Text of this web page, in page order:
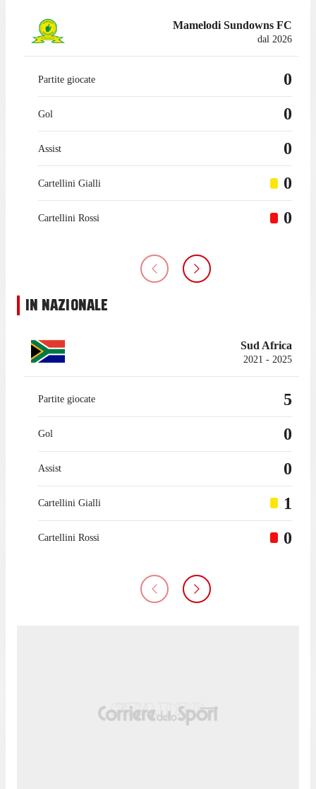
Mamelodi Sundowns FC
dal 2026
Partite giocate 0
Gol 0
Assist 0
Cartellini Gialli 0
Cartellini Rossi 0
IN NAZIONALE
Sud Africa
2021 - 2025
Partite giocate 5
Gol 0
Assist 0
Cartellini Gialli 1
Cartellini Rossi 0